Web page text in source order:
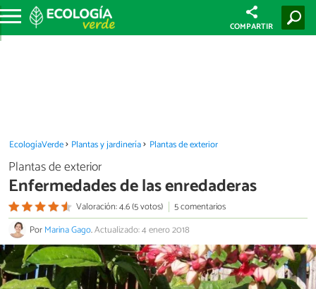
COMPARTIR
EcologíaVerde Plantas y jardinería Plantas de exterior
Plantas de exterior
Enfermedades de las enredaderas
Valoración: 4.6 (5 votos)
5 comentarios
PorMarina Gago.Actualizado: 4 enero 2018